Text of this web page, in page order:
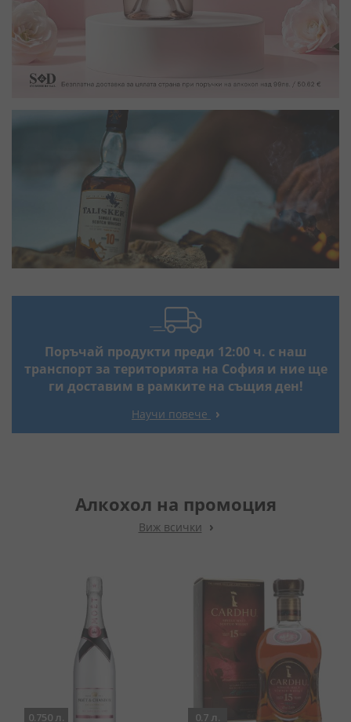
Поръчай продукти преди 12:00 ч. с наш
транспорт за територията на София и ние ще
ги доставим в рамките на същия ден!
Научи повече
Алкохол на промоция
Виж всички
0.750 л. 0.7 л.